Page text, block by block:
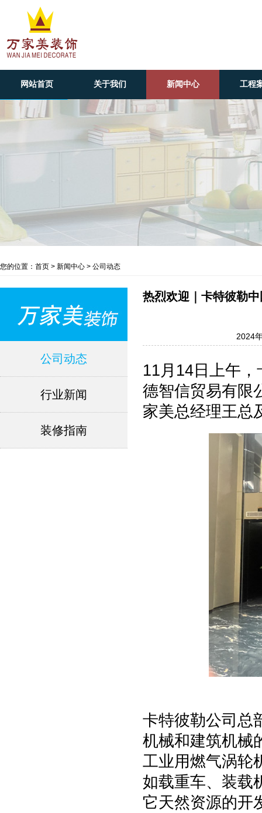
网站首页 关于我们 新闻中心 工程
您的位置：首页 > 新闻中心 > 公司动态
公司动态
行业新闻
装修指南
热烈欢迎｜卡特彼勒
2024
11月14日上午
德智信贸易有限
家美总经理王总
卡特彼勒公司总
机械和建筑机械
工业用燃气涡轮
如载重车、装载
它天然资源的开